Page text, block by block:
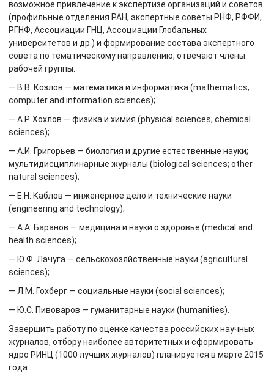
возможное привлечение к экспертизе организаций и советов
(профильные отделения РАН, экспертные советы РНФ, РФФИ,
РГНФ, Ассоциации ГНЦ, Ассоциации Глобальных
университетов и др.) и формирование состава экспертного
совета по тематическому направлению, отвечают члены
рабочей группы:
— В.В. Козлов — математика и информатика (mathematics;
computer and information sciences);
— А.Р. Хохлов — физика и химия (physical sciences; chemical
sciences);
— А.И. Григорьев — биология и другие естественные науки;
мультидисциплинарные журналы (biological sciences; other
natural sciences);
— Е.Н. Каблов — инженерное дело и технические науки
(engineering and technology);
— А.А. Баранов — медицина и науки о здоровье (medical and
health sciences);
— Ю.Ф. Лачуга — сельскохозяйственные науки (agricultural
sciences);
— Л.М. Гохберг — социальные науки (social sciences);
— Ю.С. Пивоваров — гуманитарные науки (humanities).
Завершить работу по оценке качества российских научных
журналов, отбору наиболее авторитетных и сформировать
ядро РИНЦ (1000 лучших журналов) планируется в марте 2015
года.